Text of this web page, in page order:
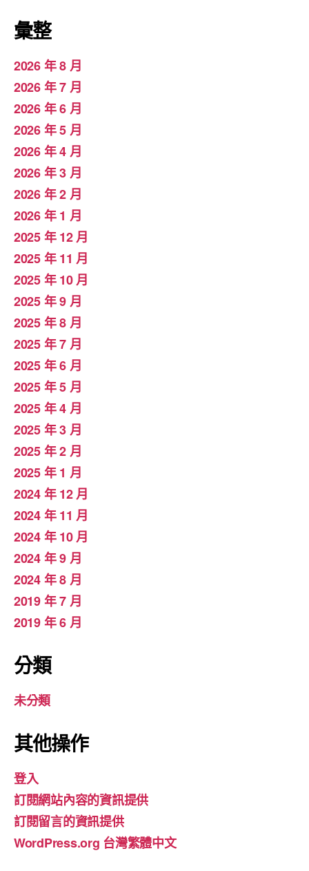
彙整
2026 年 8 月
2026 年 7 月
2026 年 6 月
2026 年 5 月
2026 年 4 月
2026 年 3 月
2026 年 2 月
2026 年 1 月
2025 年 12 月
2025 年 11 月
2025 年 10 月
2025 年 9 月
2025 年 8 月
2025 年 7 月
2025 年 6 月
2025 年 5 月
2025 年 4 月
2025 年 3 月
2025 年 2 月
2025 年 1 月
2024 年 12 月
2024 年 11 月
2024 年 10 月
2024 年 9 月
2024 年 8 月
2019 年 7 月
2019 年 6 月
分類
未分類
其他操作
登入
訂閱網站內容的資訊提供
訂閱留言的資訊提供
WordPress.org 台灣繁體中文